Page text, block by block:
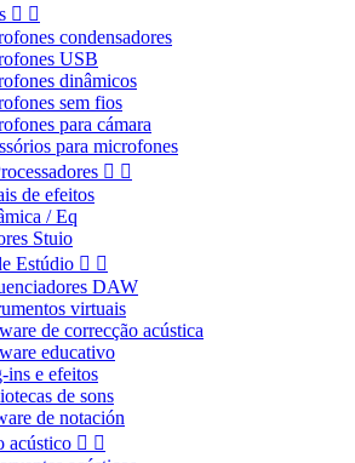
 
condensadores
USB
dinâmicos
sem fios
para cámara
para microfones
 
de efeitos
/ Eq
Stuio
Estúdio  
DAW
virtuais
de correcção acústica
educativo
ins e efeitos
de sons
de notación
acústico  